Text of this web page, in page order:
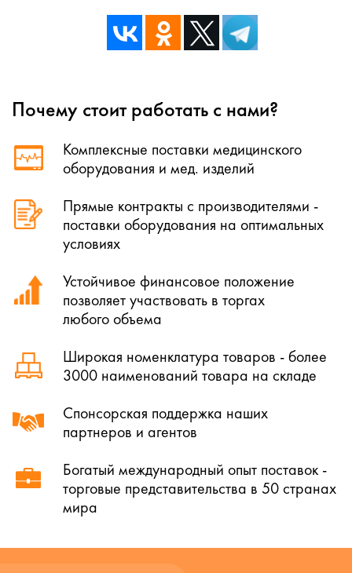
Почему стоит работать с нами?
Комплексные поставки медицинского
оборудования и мед. изделий
Прямые контракты с производителями -
поставки оборудования на оптимальных
условиях
Устойчивое финансовое положение
позволяет участвовать в торгах
любого объема
Широкая номенклатура товаров - более
3000 наименований товара на складе
Спонсорская поддержка наших
партнеров и агентов
Богатый международный опыт поставок -
торговые представительства в 50 странах
мира